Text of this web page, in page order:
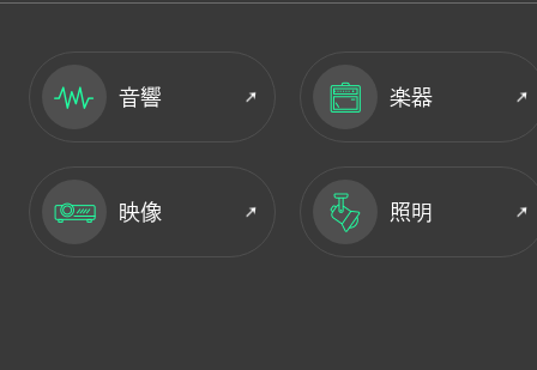
音響 楽器
映像 照明